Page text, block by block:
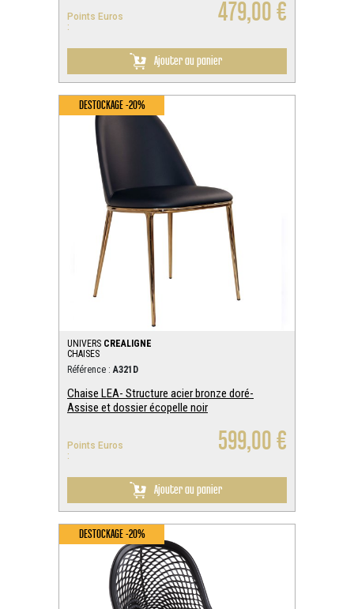
Points Euros
:
479,00 €
Ajouter au panier
DESTOCKAGE -20%
UNIVERS CREALIGNE
CHAISES
Référence :A321D
Chaise LEA- Structure acier bronze doré-
Assise et dossier écopelle noir
Points Euros
:
599,00 €
Ajouter au panier
DESTOCKAGE -20%